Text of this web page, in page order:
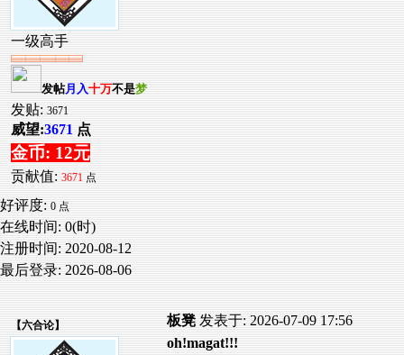
一级高手
发帖月入十万不是梦
发贴: 3671
威望:3671 点
金币: 12元
贡献值: 3671 点
好评度: 0 点
在线时间: 0(时)
注册时间: 2020-08-12
最后登录: 2026-08-06
【六合论】 板凳 发表于: 2026-07-09 17:56
oh!magat!!!